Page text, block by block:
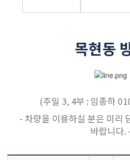
교역자
상대원3동,하대원
목현동
곤지암,광주
목현동
(주일 3, 4부 : 임종하
- 차량을 이용하실 분은 미리
바랍니다.